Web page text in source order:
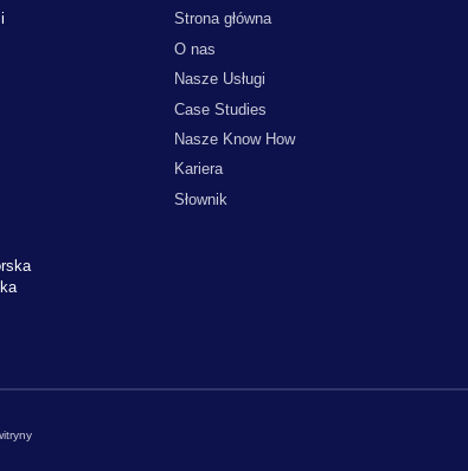
Strona główna
O nas
Nasze Usługi
Case Studies
Nasze Know How
Kariera
Słownik